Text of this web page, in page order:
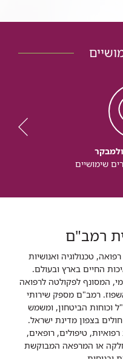
שימושיים
רמב"ם
טכנולוגיה ואנושיות
החיים בארץ ובעולם.
המסונף לפקולטה לרפואה
כ- 1000 מיטות אשפוז. רמב"ם מספק שירותי
תושבים, צה"ל וכוחות הביטחון, ומשמש
טיפולים, רופאים,
או המרפאה המבוקשת